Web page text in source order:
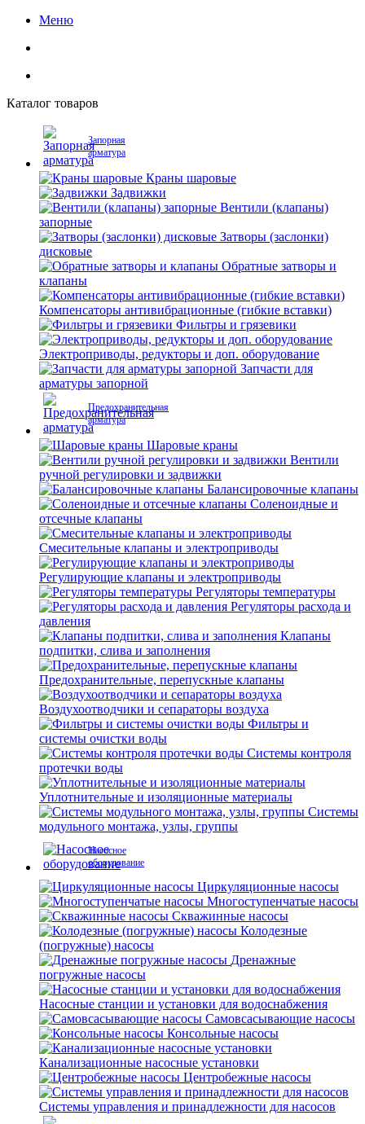
Меню
Каталог товаров
Запорная
арматура
Краны шаровые
Задвижки
Вентили (клапаны)
запорные
Затворы (заслонки)
дисковые
Обратные затворы и
клапаны
Компенсаторы антивибрационные (гибкие вставки)
Фильтры и грязевики
Электроприводы, редукторы и доп. оборудование
Запчасти для
арматуры запорной
Предохранительная
арматура
Шаровые краны
Вентили
ручной регулировки и задвижки
Балансировочные клапаны
Соленоидные и
отсечные клапаны
Смесительные клапаны и электроприводы
Регулирующие клапаны и электроприводы
Регуляторы температуры
Регуляторы расхода и
давления
Клапаны
подпитки, слива и заполнения
Предохранительные, перепускные клапаны
Воздухоотводчики и сепараторы воздуха
Фильтры и
системы очистки воды
Системы контроля
протечки воды
Уплотнительные и изоляционные материалы
Системы
модульного монтажа, узлы, группы
Насосное
оборудование
Циркуляционные насосы
Многоступенчатые насосы
Скважинные насосы
Колодезные
(погружные) насосы
Дренажные
погружные насосы
Насосные станции и установки для водоснабжения
Самовсасывающие насосы
Консольные насосы
Канализационные насосные установки
Центробежные насосы
Системы управления и принадлежности для насосов